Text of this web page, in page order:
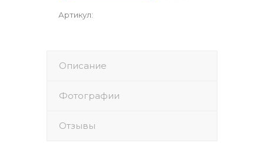
Артикул:
Описание
Фотографии
Отзывы